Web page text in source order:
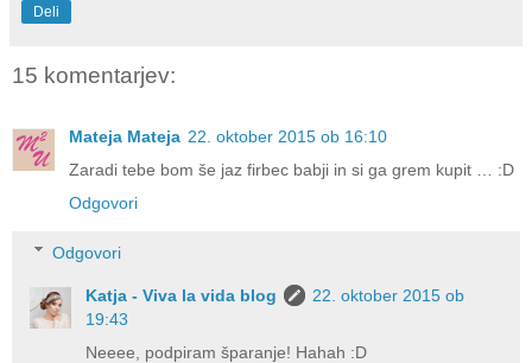
Deli
15 komentarjev:
Mateja Mateja 22. oktober 2015 ob 16:10
Zaradi tebe bom še jaz firbec babji in si ga grem kupit … :D
Odgovori
Odgovori
Katja - Viva la vida blog
22. oktober 2015 ob
19:43
Neeee, podpiram šparanje! Hahah :D